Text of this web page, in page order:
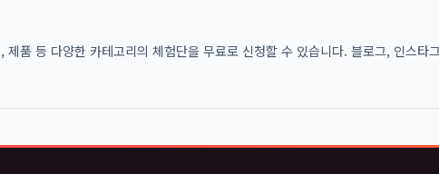
품 등 다양한 카테고리의 체험단을 무료로 신청할 수 있습니다. 블로그, 인스타